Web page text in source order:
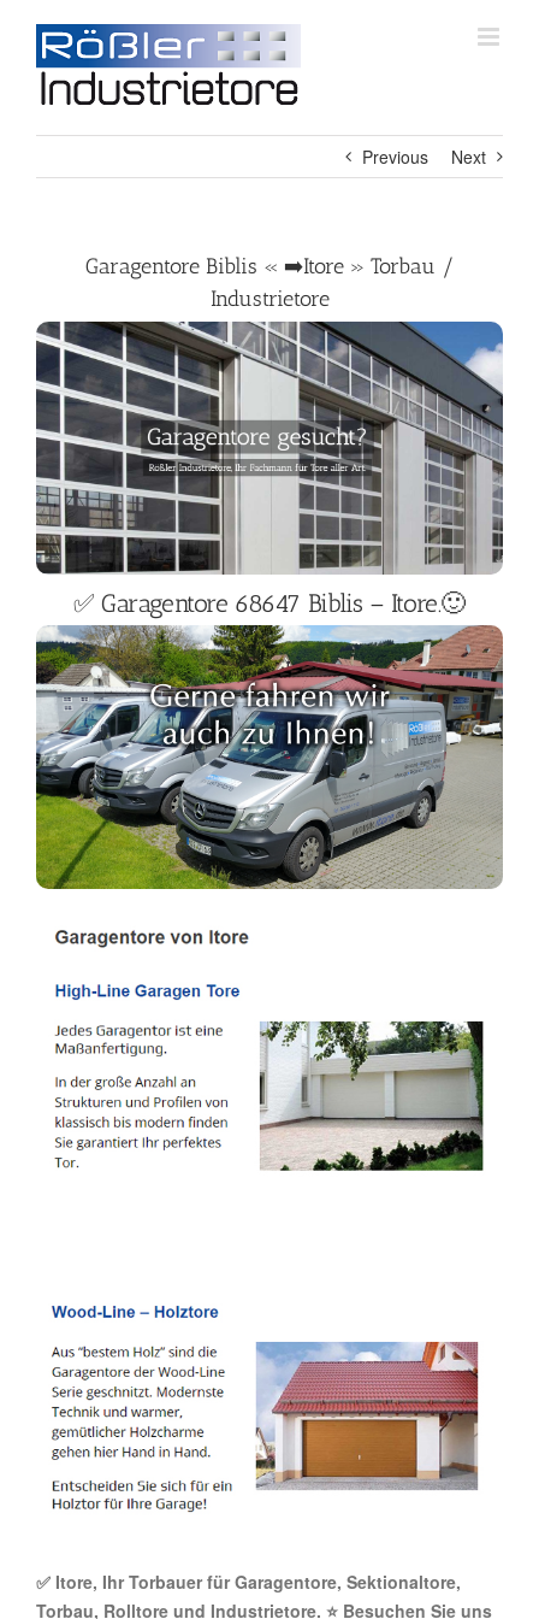
content
Previous Next
Garagentore Biblis « ➡️Itore » Torbau /
Industrietore
✅ Garagentore 68647 Biblis – Itore.🙂
✅ Itore, Ihr Torbauer für Garagentore, Sektionaltore,
Torbau, Rolltore und Industrietore. ⭐ Besuchen Sie uns